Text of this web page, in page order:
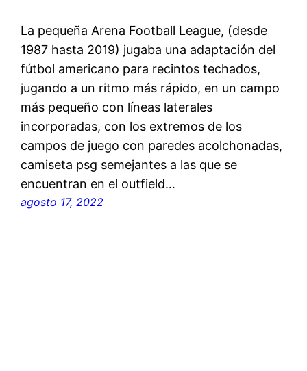
La pequeña Arena Football League, (desde
1987 hasta 2019) jugaba una adaptación del
fútbol americano para recintos techados,
jugando a un ritmo más rápido, en un campo
más pequeño con líneas laterales
incorporadas, con los extremos de los
campos de juego con paredes acolchonadas,
camiseta psg semejantes a las que se
encuentran en el outfield…
agosto 17, 2022